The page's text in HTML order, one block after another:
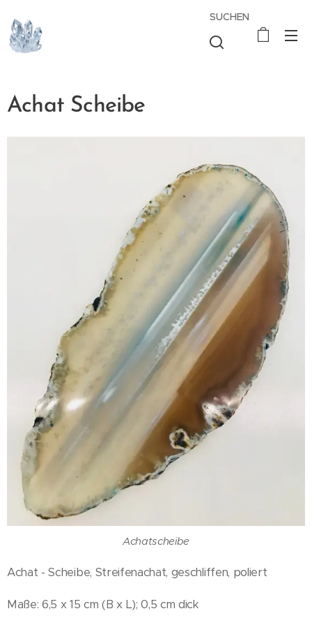
SUCHEN
Achat Scheibe
Achatscheibe
Achat - Scheibe, Streifenachat, geschliffen, poliert
Maße: 6,5 x 15 cm (B x L); 0,5 cm dick